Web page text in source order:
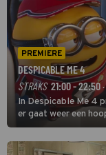
PREMIERE
DESPICABLE ME 4
STRAKS 21:00 - 22:50
In Despicable Me 4
er gaat weer een